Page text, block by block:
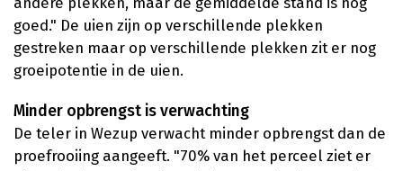
goed." De uien zijn op verschillende plekken
gestreken maar op verschillende plekken zit er nog
groeipotentie in de uien.
Minder opbrengst is verwachting
De teler in Wezup verwacht minder opbrengst dan de
proefrooiing aangeeft. "70% van het perceel ziet er